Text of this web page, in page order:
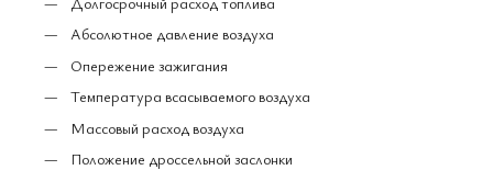
Абсолютное давление воздуха
Опережение зажигания
Температура всасываемого воздуха
Массовый расход воздуха
Положение дроссельной заслонки